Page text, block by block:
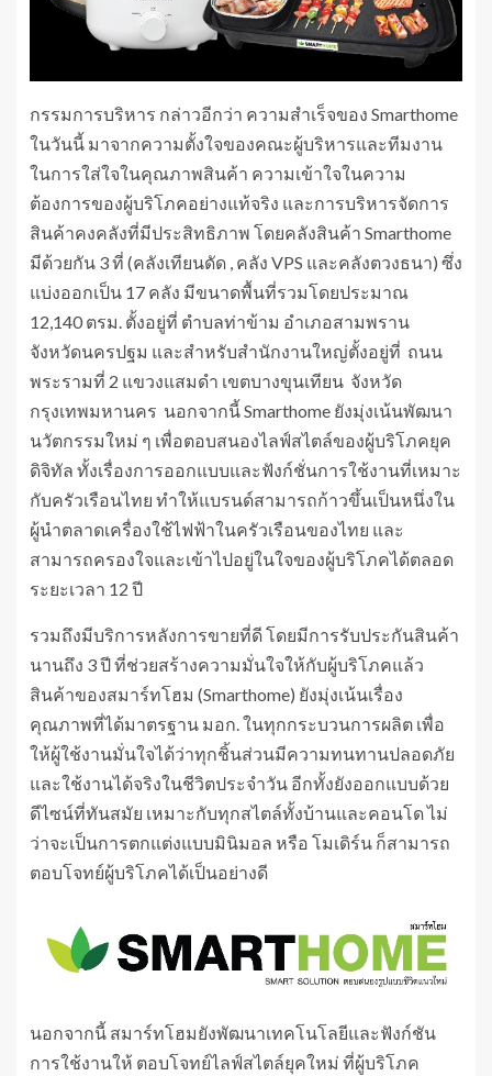
กรรมการบริหาร กล่าวอีกว่า ความสำเร็จของ Smarthome
ในวันนี้ มาจากความตั้งใจของคณะผู้บริหารและทีมงาน
ในการใส่ใจในคุณภาพสินค้า ความเข้าใจในความ
ต้องการของผู้บริโภคอย่างแท้จริง และการบริหารจัดการ
สินค้าคงคลังที่มีประสิทธิภาพ โดยคลังสินค้า Smarthome
มีด้วยกัน 3 ที่ (คลังเทียนดัด , คลัง VPS และคลังตวงธนา) ซึ่ง
แบ่งออกเป็น 17 คลัง มีขนาดพื้นที่รวมโดยประมาณ
12,140 ตรม. ตั้งอยู่ที่ ตำบลท่าข้าม อำเภอสามพราน
จังหวัดนครปฐม และสำหรับสำนักงานใหญ่ตั้งอยู่ที่ ถนน
พระรามที่ 2 แขวงแสมดำ เขตบางขุนเทียน จังหวัด
กรุงเทพมหานคร นอกจากนี้ Smarthome ยังมุ่งเน้นพัฒนา
นวัตกรรมใหม่ ๆ เพื่อตอบสนองไลฟ์สไตล์ของผู้บริโภคยุค
ดิจิทัล ทั้งเรื่องการออกแบบและฟังก์ชั่นการใช้งานที่เหมาะ
กับครัวเรือนไทย ทำให้แบรนด์สามารถก้าวขึ้นเป็นหนึ่งใน
ผู้นำตลาดเครื่องใช้ไฟฟ้าในครัวเรือนของไทย และ
สามารถครองใจและเข้าไปอยู่ในใจของผู้บริโภคได้ตลอด
ระยะเวลา 12 ปี
รวมถึงมีบริการหลังการขายที่ดี โดยมีการรับประกันสินค้า
นานถึง 3 ปี ที่ช่วยสร้างความมั่นใจให้กับผู้บริโภคแล้ว
สินค้าของสมาร์ทโฮม (Smarthome) ยังมุ่งเน้นเรื่อง
คุณภาพที่ได้มาตรฐาน มอก. ในทุกกระบวนการผลิต เพื่อ
ให้ผู้ใช้งานมั่นใจได้ว่าทุกชิ้นส่วนมีความทนทานปลอดภัย
และใช้งานได้จริงในชีวิตประจำวัน อีกทั้งยังออกแบบด้วย
ดีไซน์ที่ทันสมัย เหมาะกับทุกสไตล์ทั้งบ้านและคอนโด ไม่
ว่าจะเป็นการตกแต่งแบบมินิมอล หรือ โมเดิร์น ก็สามารถ
ตอบโจทย์ผู้บริโภคได้เป็นอย่างดี
นอกจากนี้ สมาร์ทโฮมยังพัฒนาเทคโนโลยีและฟังก์ชัน
การใช้งานให้ ตอบโจทย์ไลฟ์สไตล์ยุคใหม่ ที่ผู้บริโภค